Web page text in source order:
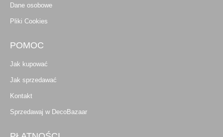
Dane osobowe
Pliki Cookies
POMOC
Jak kupować
Jak sprzedawać
Kontakt
Sprzedawaj w DecoBazaar